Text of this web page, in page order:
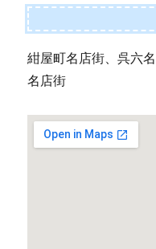
紺屋町名店街、呉六
名店街